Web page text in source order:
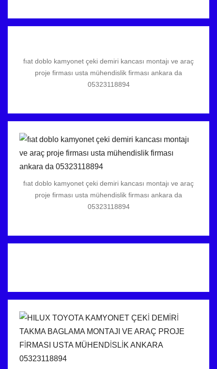
fıat doblo kamyonet çeki demiri kancası montajı ve araç
proje firması usta mühendislik firması ankara da
05323118894
fıat doblo kamyonet çeki demiri kancası montajı ve araç
proje firması usta mühendislik firması ankara da
05323118894